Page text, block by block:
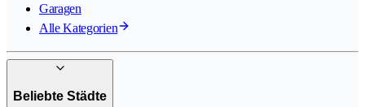
Garagen
Alle Kategorien
Beliebte Städte